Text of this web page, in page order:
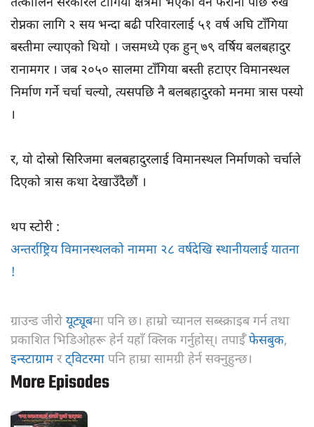
रोप्नका लागि २ सय भन्दा बढी परिवारलाई ५१ वर्ष अघि टाँगिया
बस्तीमा ल्याएको थियो । जसमध्ये एक हुन् ७९ वर्षिय बलबहादुर
रानामगर । जब २०५० सालमा टाँगिया बस्ती हटाएर विमानस्थल
निर्माण गर्ने चर्चा चल्यो, त्यसपछि नै बलबहादुरको मनमा त्रास पस्यो
।
र, यो दोस्रो सिरिजमा बलबहादुरलाई विमानस्थल निर्माणको चर्चाले
दिएको त्रास कथा देखाउँदैछौं ।
थप स्टोरी :
अन्तर्राष्ट्रिय विमानस्थलको नाममा २८ वर्षदेखि स्थानीयलाई यातना
!
ग्राउन्ड जीरो यूट्यूबमा पनि छ। हाम्रो च्यानल सब्स्क्राइब गर्न तथा
प्रकाशित भिडिओहरू हेर्न यहाँ क्लिक गर्नुहोस्। तपाईँफेसबुक,
इन्स्टाग्राम रट्विटरमा पनि हाम्रा सामग्री हेर्न सक्नुहुन्छ।
More Episodes